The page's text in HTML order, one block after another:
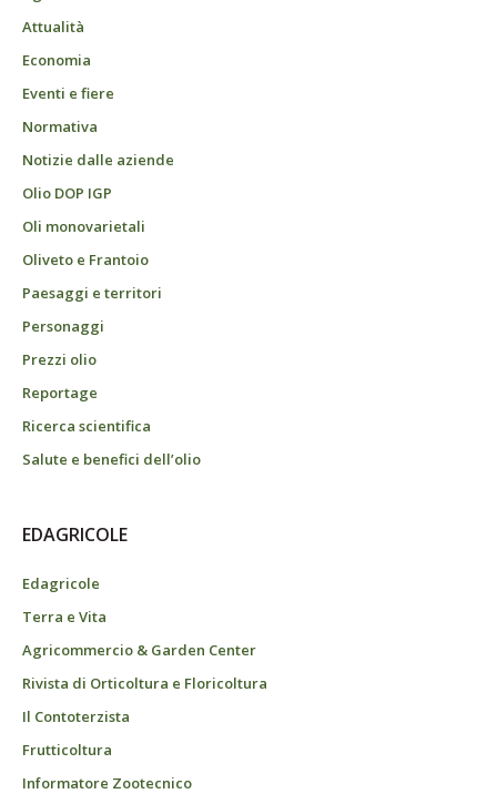
Attualità
Economia
Eventi e fiere
Normativa
Notizie dalle aziende
Olio DOP IGP
Oli monovarietali
Oliveto e Frantoio
Paesaggi e territori
Personaggi
Prezzi olio
Reportage
Ricerca scientifica
Salute e benefici dell’olio
EDAGRICOLE
Edagricole
Terra e Vita
Agricommercio & Garden Center
Rivista di Orticoltura e Floricoltura
Il Contoterzista
Frutticoltura
Informatore Zootecnico